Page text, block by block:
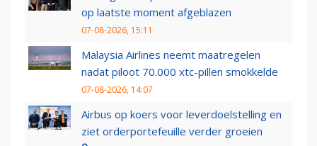
op laatste moment afgeblazen
07-08-2026, 15:11
Malaysia Airlines neemt maatregelen
nadat piloot 70.000 xtc-pillen smokkelde
07-08-2026, 14:07
Airbus op koers voor leverdoelstelling en
ziet orderportefeuille verder groeien